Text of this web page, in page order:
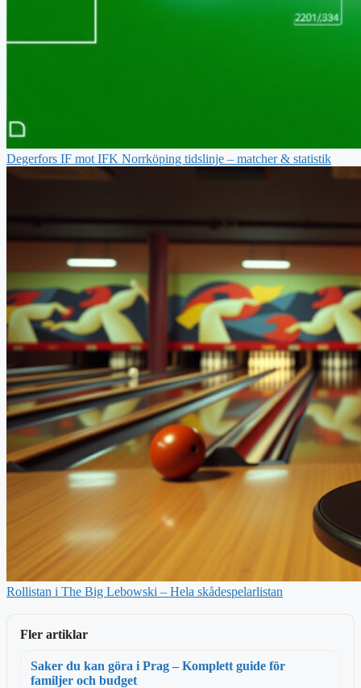
Degerfors IF mot IFK Norrköping tidslinje – matcher & statistik
Rollistan i The Big Lebowski – Hela skådespelarlistan
Fler artiklar
Saker du kan göra i Prag – Komplett guide för
familjer och budget